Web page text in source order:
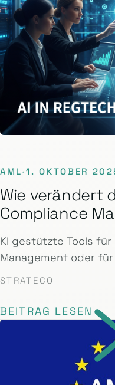
AML·1. OKTOBER
Wie verändert
Compliance
KI gestützte Tools für
Management oder
STRATECO
BEITRAG LESEN